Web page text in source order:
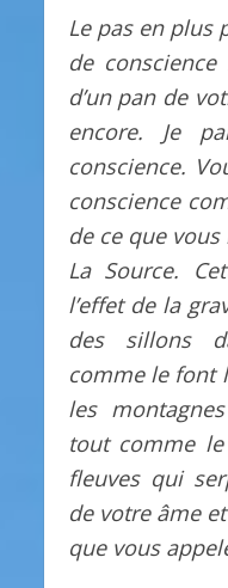
Le pas en plus
de
d’un pan de
encore. Je
conscience.
conscience
de ce que
La Source.
l’effet de la
des sillons
comme le font
les
tout comme
fleuves qui
de votre âme
que vous